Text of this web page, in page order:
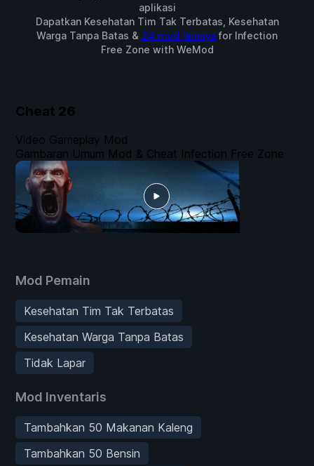
aplikasi
Dapatkan Kesehatan Tim Tak Terbatas, Kesehatan
Warga Tanpa Batas & 24 mod lainnyafor Infection
Free Zone with WeMod
Cheat 26
Mod Pemain
Kesehatan Tim Tak Terbatas
Kesehatan Warga Tanpa Batas
Tidak Lapar
Mod Inventaris
Tambahkan 50 Makanan Kaleng
Tambahkan 50 Bensin
Video Gameplay Mod
Gambaran Umum Mod & Cheat Infection Free Zone